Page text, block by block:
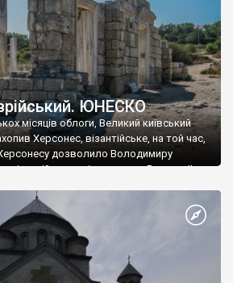
ЮНЕСКО
місяців облоги, Великий київський
Херсонес, візантійське, на той час,
дозволило Володимиру
візантійському імператору Василю ІІ, та
язичник, став Василем-християнином.
Русі. На честь Херсонесу Таврійського